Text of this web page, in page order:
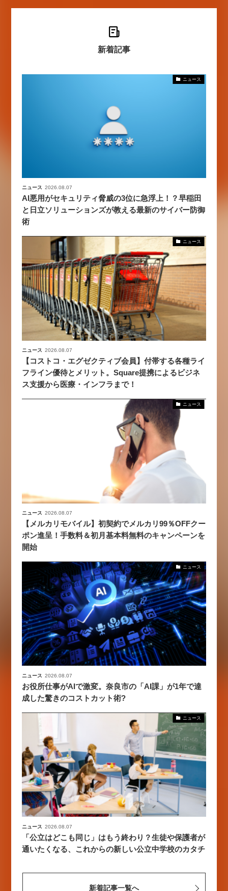
新着記事
ニュース
ニュース 2026.08.07
AI悪用がセキュリティ脅威の3位に急浮上！？早稲田
と日立ソリューションズが教える最新のサイバー防御
術
ニュース
ニュース 2026.08.07
【コストコ・エグゼクティブ会員】付帯する各種ライ
フライン優待とメリット。Square提携によるビジネ
ス支援から医療・インフラまで！
ニュース
ニュース 2026.08.07
【メルカリモバイル】初契約でメルカリ99％OFFクー
ポン進呈！手数料＆初月基本料無料のキャンペーンを
開始
ニュース
ニュース 2026.08.07
お役所仕事がAIで激変。奈良市の「AI課」が1年で達
成した驚きのコストカット術?
ニュース
ニュース 2026.08.07
「公立はどこも同じ」はもう終わり？生徒や保護者が
通いたくなる、これからの新しい公立中学校のカタチ
新着記事一覧へ